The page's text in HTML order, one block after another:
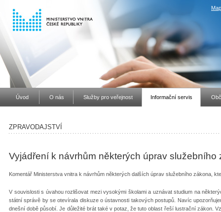
Úvod O nás Služby pro veřejnost Informační servis
ZPRAVODAJSTVÍ
Vyjádření k návrhům některých úprav služebního
Komentář Ministerstva vnitra k návrhům některých dalších úprav služebního zákona,
V souvislosti s úvahou rozlišovat mezi vysokými školami a uznávat studium na
státní správě by se otevírala diskuze o ústavnosti takových postupů. Navíc
dnešní době působí. Je důležité brát také v potaz, že tuto oblast řeší lustrační zákon.